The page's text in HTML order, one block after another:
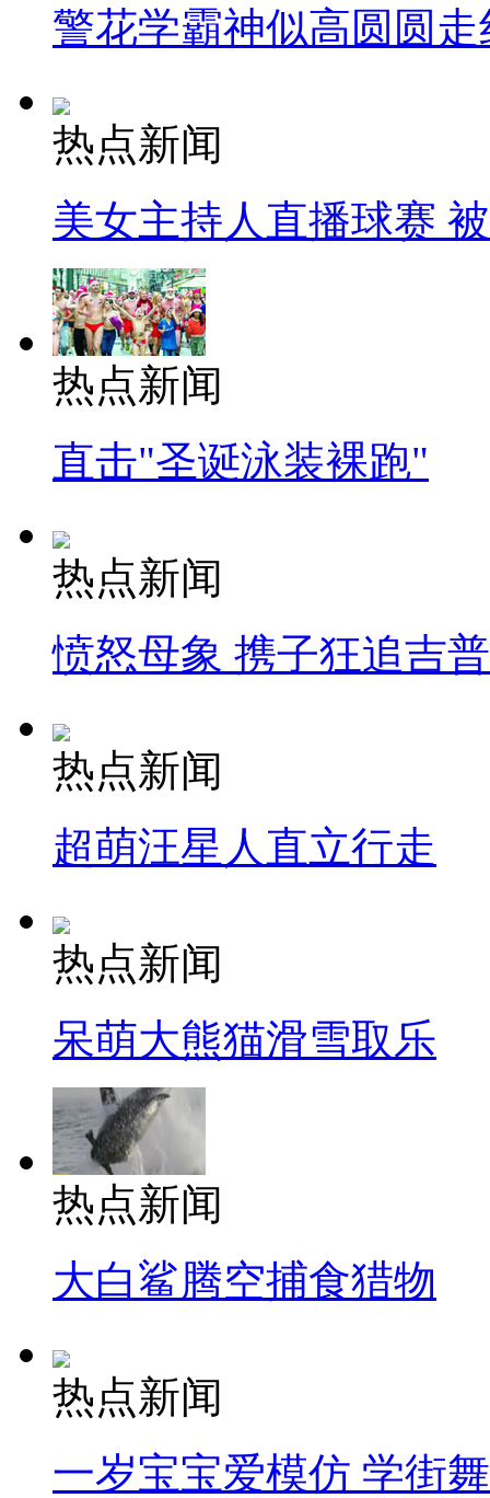
警花学霸神似高圆圆走
热点新闻
美女主持人直播球赛
热点新闻
直击"圣诞泳装裸跑"
热点新闻
愤怒母象 携子狂追吉
热点新闻
超萌汪星人直立行走
热点新闻
呆萌大熊猫滑雪取乐
热点新闻
大白鲨腾空捕食猎物
热点新闻
一岁宝宝爱模仿 学街